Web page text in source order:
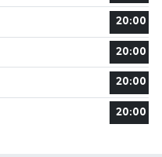
20:00
20:00
20:00
20:00